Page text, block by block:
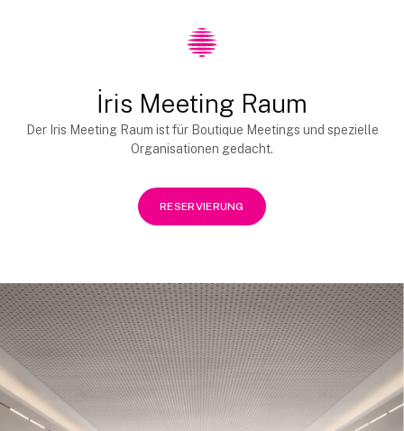
İris Meeting Raum
Der Iris Meeting Raum ist für Boutique Meetings und spezielle
Organisationen gedacht.
RESERVIERUNG